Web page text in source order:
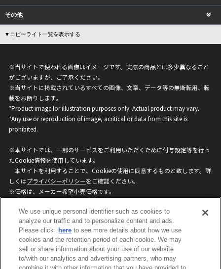
その他
▼コピーライト一覧を表示する
※当サイトで使われる画像はイメージです。実際の商品とは多少異なること
がございますが、ご了承ください。
※当サイトに掲載されているすべての画像、文章、データ等の無断転用、転
載をお断りします。
*Product image for illustration purposes only. Actual product may vary.
*Any use or reproduction of image, acritical or data from this site is
prohibited.
※本サイトでは、一部のサービスをご利用いただくために付与設定等を行っ
たCookie情報を使用しています。
本サイトを利用することで、Cookieの使用に同意するものと致します。詳
しくはプライバシーポリシーをご確認ください。
※価格は、メーカー希望小売価格です。
ざいますのでご了承ください。
privacypolicy
Do Not Sell or Share My
Personal Information
ウェブサイトご利用条件
ソーシャルメディアポリシー
We use unique personal identifier such as cookies to
analyze our traffic and to personalize content and ads.
Please click
here to see more details about how we use
cookies and the retention period of each cookie. We may
sell or share information about your use of our website
to/with our analytics and advertising partners, who may